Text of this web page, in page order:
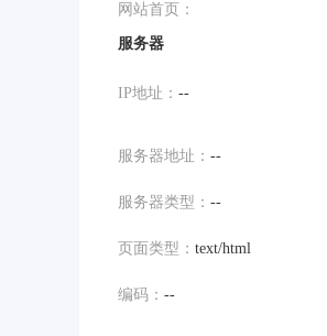
网站首页：
服务器
IP地址： --
服务器地址： --
服务器类型： --
页面类型： text/html
编码： --